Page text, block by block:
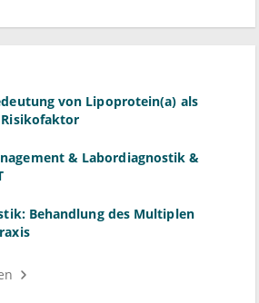
von Lipoprotein(a) als
& Labordiagnostik &
Behandlung des Multiplen